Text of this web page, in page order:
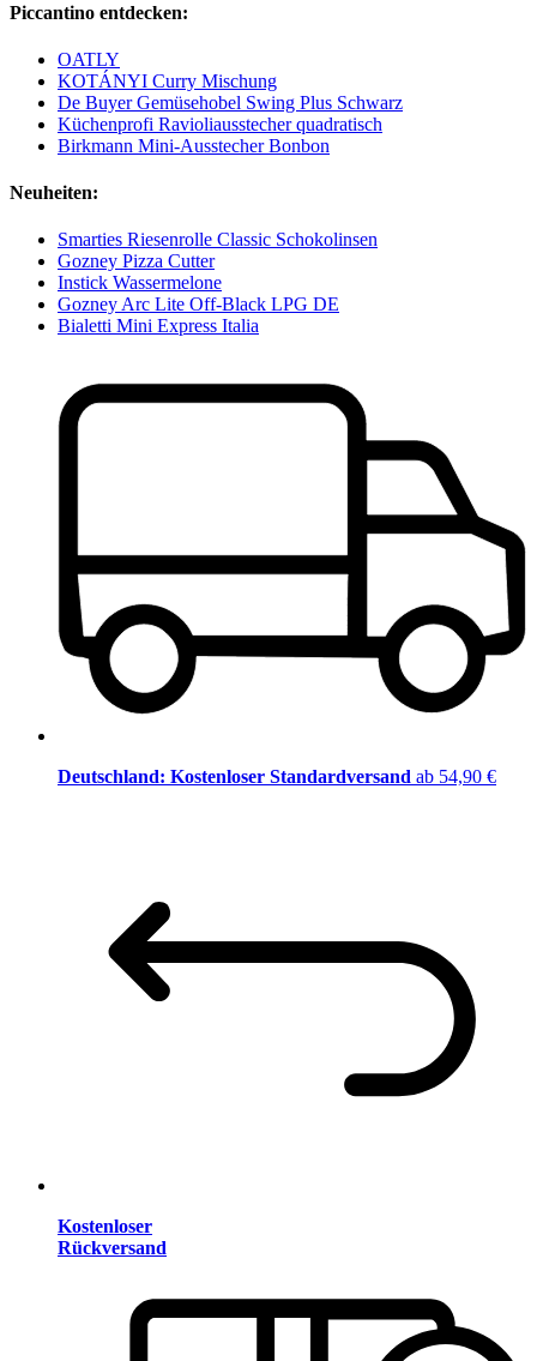
Piccantino entdecken:
OATLY
KOTÁNYI Curry Mischung
De Buyer Gemüsehobel Swing Plus Schwarz
Küchenprofi Ravioliausstecher quadratisch
Birkmann Mini-Ausstecher Bonbon
Neuheiten:
Smarties Riesenrolle Classic Schokolinsen
Gozney Pizza Cutter
Instick Wassermelone
Gozney Arc Lite Off-Black LPG DE
Bialetti Mini Express Italia
Deutschland: Kostenloser Standardversand ab 54,90 €
Kostenloser
Rückversand